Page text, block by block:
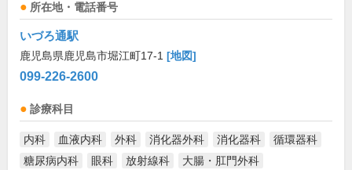
所在地・電話番号
いづろ通駅
鹿児島県鹿児島市堀江町17-1 [地図]
099-226-2600
診療科目
内科 血液内科 外科 消化器外科 消化器科
循環器科
糖尿病内科
眼科 放射線科 大腸・肛門外科